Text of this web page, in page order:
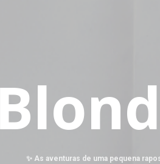
✨ As aventuras de uma pequena